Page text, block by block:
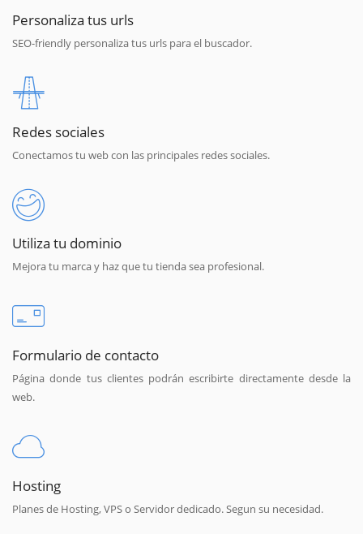
Personaliza tus urls
SEO-friendly personaliza tus urls para el buscador.
Redes sociales
Conectamos tu web con las principales redes sociales.
Utiliza tu dominio
Mejora tu marca y haz que tu tienda sea profesional.
Formulario de contacto
Página donde tus clientes podrán escribirte directamente desde la
web.
Hosting
Planes de Hosting, VPS o Servidor dedicado. Segun su necesidad.